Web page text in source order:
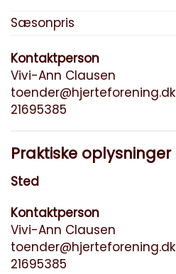
Sæsonpris
Kontaktperson
Vivi-Ann Clausen
toender@hjerteforening.dk
21695385
Praktiske oplysninger
Sted
Kontaktperson
Vivi-Ann Clausen
toender@hjerteforening.dk
21695385